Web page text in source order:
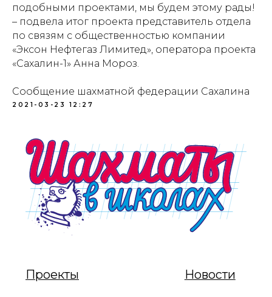
подобными проектами, мы будем этому рады!
– подвела итог проекта представитель отдела
по связям с общественностью компании
«Эксон Нефтегаз Лимитед», оператора проекта
«Сахалин-1» Анна Мороз.
Сообщение шахматной федерации Сахалина
2021-03-23 12:27